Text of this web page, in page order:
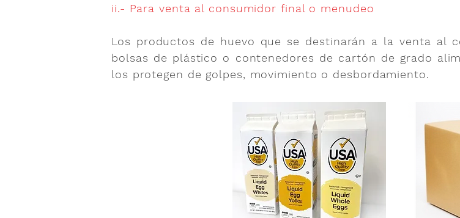
ii.- Para venta al consumidor final o menudeo
Los productos de huevo que se destinarán a la venta al
bolsas de plástico o contenedores de cartón de grado
los protegen de golpes, movimiento o desbordamiento.